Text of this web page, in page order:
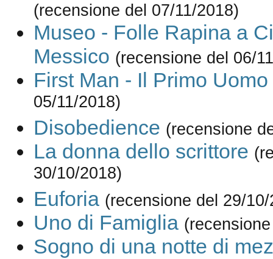
(recensione del 07/11/2018)
Museo - Folle Rapina a
Messico (recensione del 06/
First Man - Il Primo Uomo
05/11/2018)
Disobedience (recensione
La donna dello scrittore
30/10/2018)
Euforia (recensione del 29/
Uno di Famiglia
Sogno di una notte di